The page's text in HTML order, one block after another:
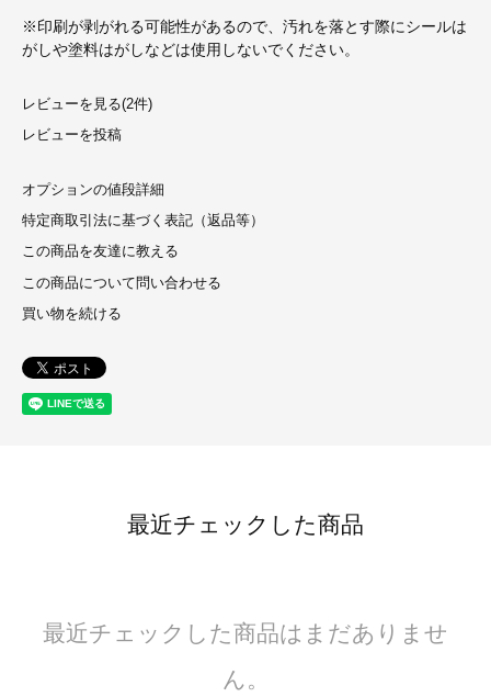
※印刷が剥がれる可能性があるので、汚れを落とす際にシールは
がしや塗料はがしなどは使用しないでください。
レビューを見る(2件)
レビューを投稿
オプションの値段詳細
特定商取引法に基づく表記（返品等）
この商品を友達に教える
この商品について問い合わせる
買い物を続ける
最近チェックした商品
最近チェックした商品はまだありませ
ん。